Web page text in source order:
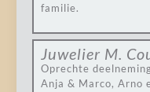
familie.
Juwelier M.
Oprechte
Anja & Marco, Arno